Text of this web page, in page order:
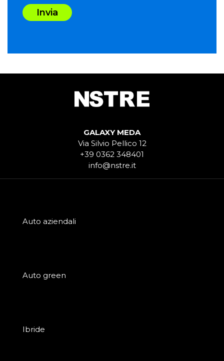
Invia
GALAXY MEDA
Via Silvio Pellico 12
+39 0362 348401
info@nstre.it
Auto aziendali
Auto green
Ibride